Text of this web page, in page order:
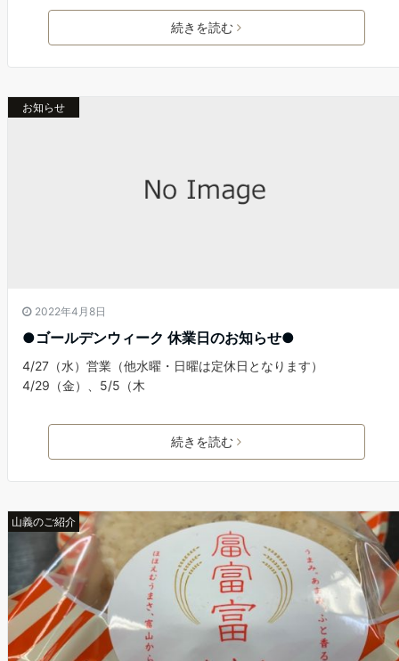
続きを読む
お知らせ
2022年4月8日
●ゴールデンウィーク 休業日のお知らせ●
4/27（水）営業（他水曜・日曜は定休日となります）
4/29（金）、5/5（木
続きを読む
山義のご紹介